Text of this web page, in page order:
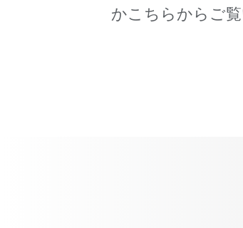
かこちらからご覧